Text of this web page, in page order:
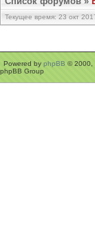
Текущее время: 23 окт
Powered by phpBB © 2000,
phpBB Group